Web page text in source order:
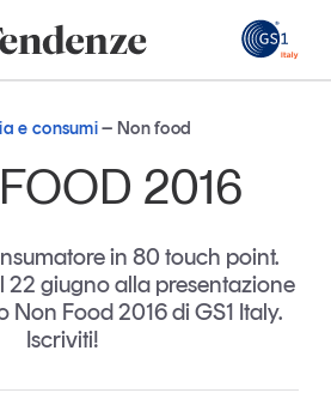
e consumi Non food
2016
in 80 touch point.
22 giugno alla presentazione
Non Food 2016 di GS1 Italy.
Iscriviti!